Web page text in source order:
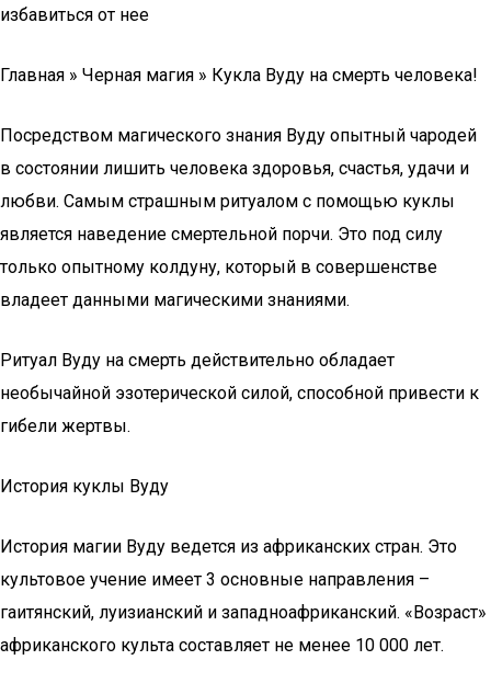
избавиться от нее
Главная » Черная магия » Кукла Вуду на смерть человека!
Посредством магического знания Вуду опытный чародей
в состоянии лишить человека здоровья, счастья, удачи и
любви. Самым страшным ритуалом с помощью куклы
является наведение смертельной порчи. Это под силу
только опытному колдуну, который в совершенстве
владеет данными магическими знаниями.
Ритуал Вуду на смерть действительно обладает
необычайной эзотерической силой, способной привести к
гибели жертвы.
История куклы Вуду
История магии Вуду ведется из африканских стран. Это
культовое учение имеет 3 основные направления –
гаитянский, луизианский и западноафриканский. «Возраст»
африканского культа составляет не менее 10 000 лет.